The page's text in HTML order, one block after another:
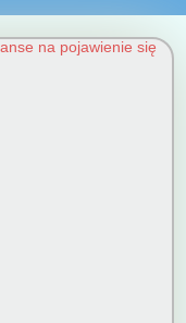
na pojawienie się